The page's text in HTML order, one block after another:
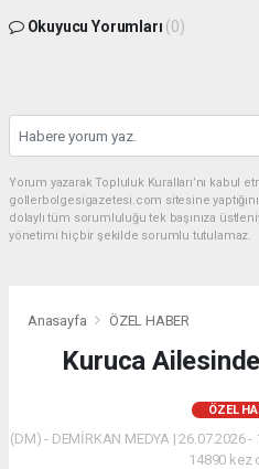
Okuyucu Yorumları (0)
Yorum yazarak Topluluk Kuralları’nı kabul
gollerbolgesigazetesi.com sitesine
dolaylı tüm sorumluluğu tek başınıza
yönetimi hiçbir şekilde sorumlu tutulamaz.
Anasayfa ÖZEL HABER
Kuruca
ÖZEL
(DM) - DEMİRKAN MEDYA | 26.07.2026
14890 kez